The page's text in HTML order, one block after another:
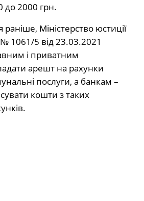
до 2000 грн.
Міністерство юстиції
1061/5 від 23.03.2021
і приватним
арешт на рахунки
послуги, а банкам –
кошти з таких